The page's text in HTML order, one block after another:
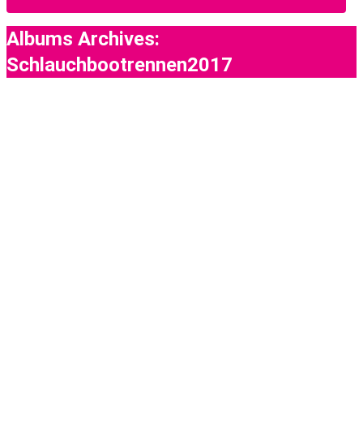
Albums Archives:
Schlauchbootrennen2017